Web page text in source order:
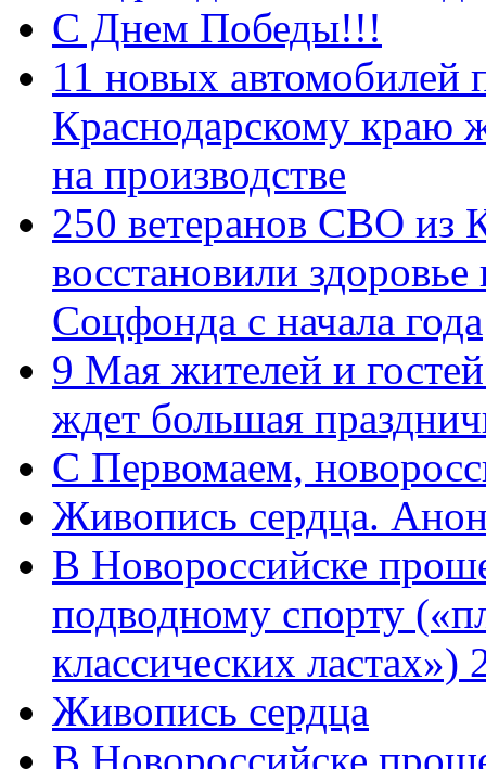
С Днем Победы!!!
11 новых автомобилей
Краснодарскому краю
на производстве
250 ветеранов СВО из
восстановили
Соцфонда с начала года
9 Мая жителей и
ждет большая
C Первомаем,
Живопись сердца.
В Новороссийске
подводному спорту
классических
Живопись сердца